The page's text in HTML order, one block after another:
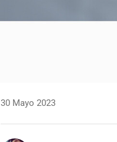
30 Mayo 2023